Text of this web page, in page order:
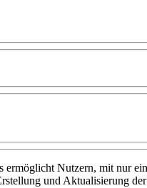
Nutzern, mit nur
und Aktualisierung